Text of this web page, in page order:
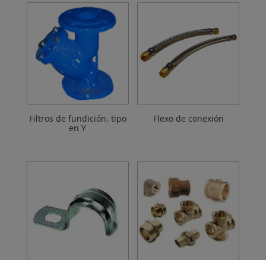
Filtros de fundición, tipo
en Y
Flexo de conexión